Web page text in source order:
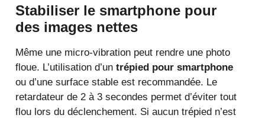
Stabiliser le smartphone pour
des images nettes
Même une micro-vibration peut rendre une photo
floue. L’utilisation d’un trépied pour smartphone
ou d’une surface stable est recommandée. Le
retardateur de 2 à 3 secondes permet d’éviter tout
flou lors du déclenchement. Si aucun trépied n’est